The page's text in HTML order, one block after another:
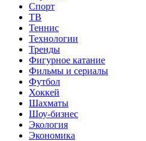
Спорт
ТВ
Теннис
Технологии
Тренды
Фигурное катание
Фильмы и сериалы
Футбол
Хоккей
Шахматы
Шоу-бизнес
Экология
Экономика